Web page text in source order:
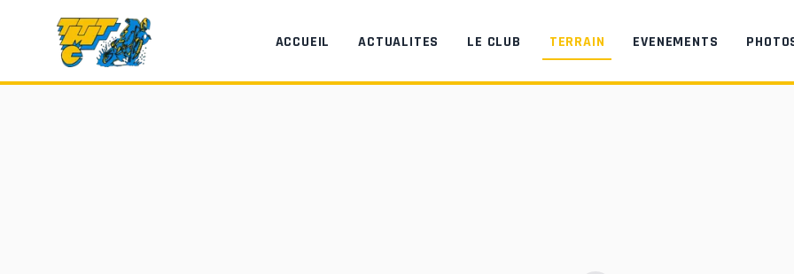
ACCUEIL
ACTUALITES LE CLUB TERRAIN EVENEMENTS